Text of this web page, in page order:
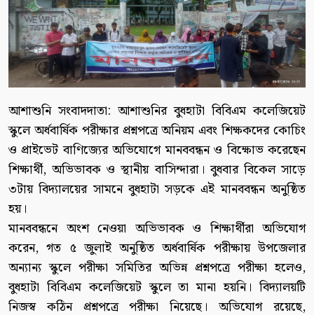
আশাশুনি সংবাদদাতা: আশাশুনির বুধহাটা বিবিএম কলেজিয়েট
স্কুলে অর্ধবার্ষিক পরীক্ষার প্রশ্নপত্রে অনিয়ম এবং শিক্ষকদের কোচিং
ও প্রাইভেট বাণিজ্যের অভিযোগে মানববন্ধন ও বিক্ষোভ করেছেন
শিক্ষার্থী, অভিভাবক ও স্থানীয় বাসিন্দারা। বুধবার বিকেল সাড়ে
৩টায় বিদ্যালয়ের সামনে বুধহাটা সড়কে এই মানববন্ধন অনুষ্ঠিত
হয়।
মানববন্ধনে অংশ নেওয়া অভিভাবক ও শিক্ষার্থীরা অভিযোগ
করেন, গত ৫ জুলাই অনুষ্ঠিত অর্ধবার্ষিক পরীক্ষায় উপজেলার
অন্যান্য স্কুলে পরীক্ষা সমিতির অভিন্ন প্রশ্নপত্রে পরীক্ষা হলেও,
বুধহাটা বিবিএম কলেজিয়েট স্কুলে তা মানা হয়নি। বিদ্যালয়টি
নিজস্ব কঠিন প্রশ্নপত্রে পরীক্ষা নিয়েছে। অভিযোগ রয়েছে,